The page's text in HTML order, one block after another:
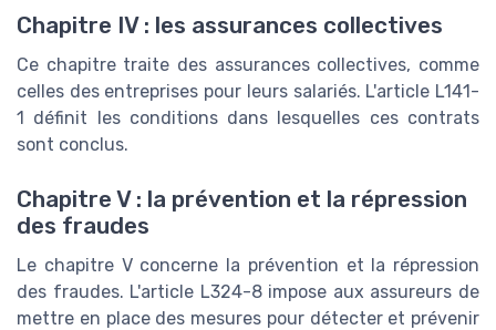
Chapitre IV : les assurances collectives
Ce chapitre traite des assurances collectives, comme
celles des entreprises pour leurs salariés. L'article L141-
1 définit les conditions dans lesquelles ces contrats
sont conclus.
Chapitre V : la prévention et la répression
des fraudes
Le chapitre V concerne la prévention et la répression
des fraudes. L'article L324-8 impose aux assureurs de
mettre en place des mesures pour détecter et prévenir